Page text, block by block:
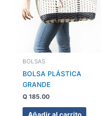
BOLSAS
BOLSA PLÁSTICA
GRANDE
Q 185.00